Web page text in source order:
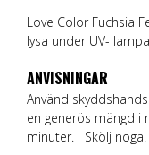
Love Color Fuchsia
lysa under UV-
ANVISNINGAR
Använd
en generös mängd i
minuter. Skölj noga.